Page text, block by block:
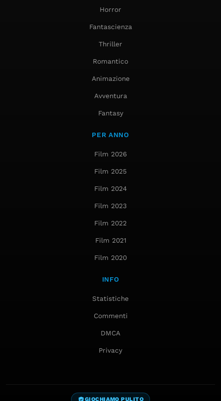
Horror
Fantascienza
Thriller
Romantico
Animazione
Avventura
Fantasy
PER ANNO
Film 2026
Film 2025
Film 2024
Film 2023
Film 2022
Film 2021
Film 2020
INFO
Statistiche
Commenti
DMCA
Privacy
GIOCHIAMO PULITO